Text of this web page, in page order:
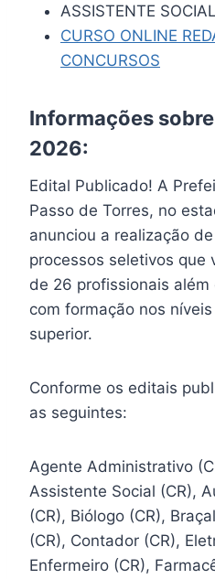
ASSISTENTE SOCIAL
CURSO ONLINE
CONCURSOS
Informações
2026:
Edital Publicado! A
Passo de Torres, no
anunciou a realização
processos seletivos que
de 26 profissionais
com formação nos
superior.
Conforme os editais
as seguintes:
Agente Administrativo
Assistente Social (CR),
(CR), Biólogo (CR),
(CR), Contador (CR),
Enfermeiro (CR),